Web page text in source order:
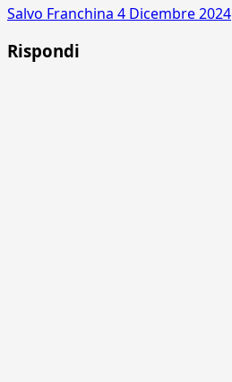
Salvo Franchina 4 Dicembre 2024
Rispondi